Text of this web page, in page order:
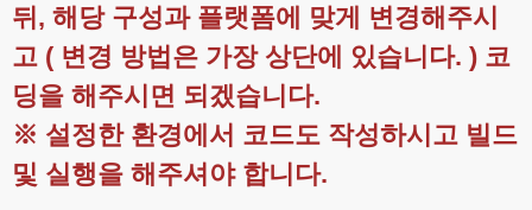
뒤, 해당 구성과 플랫폼에 맞게 변경해주시
고 ( 변경 방법은 가장 상단에 있습니다. ) 코
딩을 해주시면 되겠습니다.
※ 설정한 환경에서 코드도 작성하시고 빌드
및 실행을 해주셔야 합니다.